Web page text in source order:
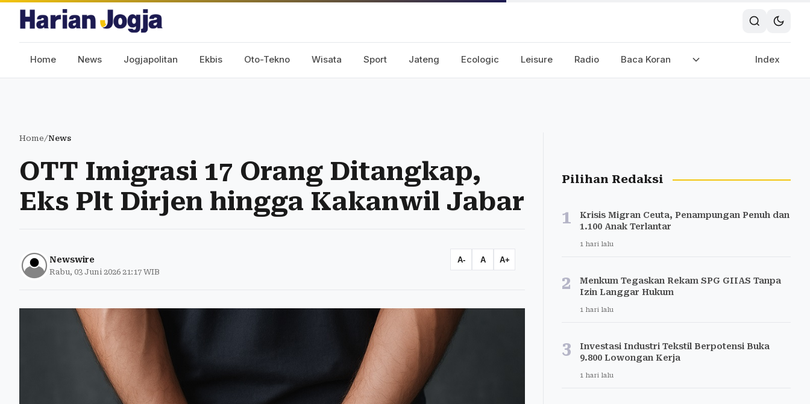
Home News Jogjapolitan Ekbis Oto-Tekno Wisata Sport Jateng Ecologic Leisure Radio Baca Koran Index
Home/News
OTT Imigrasi 17 Orang Ditangkap,
Eks Plt Dirjen hingga Kakanwil Jabar
Newswire
Rabu, 03 Juni 2026 21:17 WIB
A- A A+
Pilihan Redaksi
1
Krisis Migran Ceuta, Penampungan Penuh dan
1.100 Anak Terlantar
1 hari lalu
2
Menkum Tegaskan Rekam SPG GIIAS Tanpa
Izin Langgar Hukum
1 hari lalu
3
Investasi Industri Tekstil Berpotensi Buka
9.800 Lowongan Kerja
1 hari lalu